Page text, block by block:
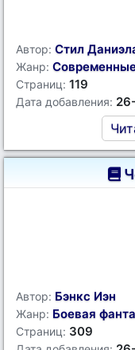
Автор: Стил
Жанр:
Страниц: 119
Дата добавления:
Автор: Бэнкс Иэн
Жанр: Боевая
Страниц: 309